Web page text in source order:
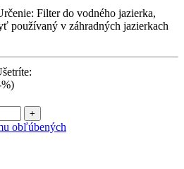
Filter do vodného jazierka,
používaný v záhradných jazierkach
+
obľúbených